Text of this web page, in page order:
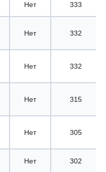
Нет 333
Нет 332
Нет 332
Нет 315
Нет 305
Нет 302